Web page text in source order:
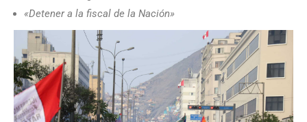
«Detener a la fiscal de la Nación»